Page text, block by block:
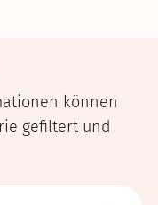
können
gefiltert und